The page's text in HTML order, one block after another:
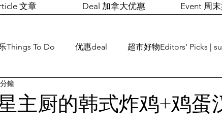
文章 Deal 加拿大优惠 Event 周
Things To Do 优惠deal 超市好物Editors' Picks |
潮流others
主厨的韩式炸鸡+鸡蛋
鐘